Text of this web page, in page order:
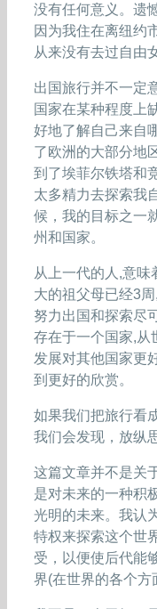
没有任何意义。遗
因为我住在离纽约
从来没有去过自由
出国旅行并不一定
国家在某种程度上
好地了解自己来自
了欧洲的大部分地
到了埃菲尔铁塔和
太多精力去探索我
候，我的目标之一
州和国家。
从上一代的人,意
大的祖父母已经3
努力出国和探索尽
存在于一个国家,从
发展对其他国家更
到更好的欣赏。
如果我们把旅行看
我们会发现，放纵
这篇文章并不是关
是对未来的一种
光明的未来。我认
特权来探索这个世
受，以便使后代能
界(在世界的各个方